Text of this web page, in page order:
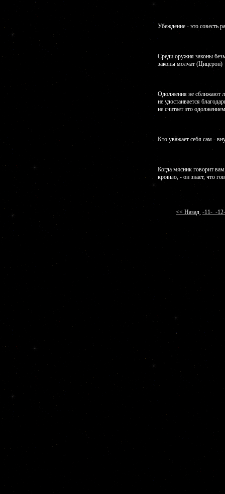
Убеждение - это совесть
Среди оружия законы
законы молчат (Цицерон)
Одолжения не сближают
не удостаивается
не считает это
Кто уважает себя сам -
Когда мясник говорит
кровью, - он знает, что
<< Назад -11- -